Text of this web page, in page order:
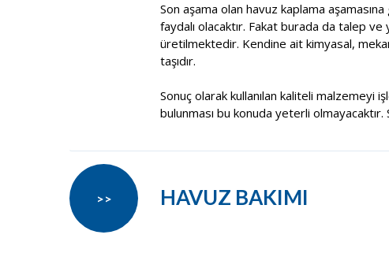
Son aşama olan havuz kaplama aşamasına
faydalı olacaktır. Fakat burada da talep
üretilmektedir. Kendine ait kimyasal,
taşıdır.
Sonuç olarak kullanılan kaliteli malzemeyi
bulunması bu konuda yeterli
HAVUZ BAKIMI
>>